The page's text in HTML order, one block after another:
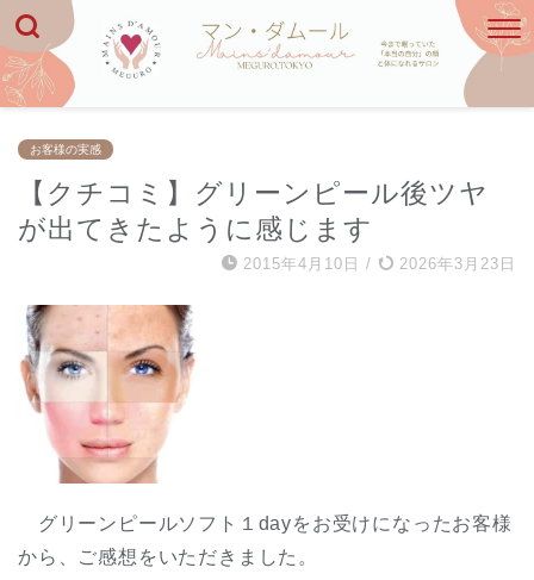
お客様の実感
【クチコミ】グリーンピール後ツヤ
が出てきたように感じます
2015年4月10日 / 2026年3月23日
グリーンピールソフト１dayをお受けになったお客様
から、ご感想をいただきました。